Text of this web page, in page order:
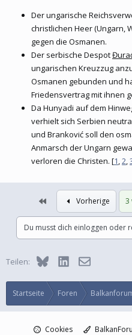
Der ungarische
christlichen Heer (Ungarn,
gegen die Osmanen.
Der serbische Despot
ungarischen Kreuzzug
Osmanen gebunden und
Friedensvertrag mit ihnen
Da Hunyadi auf dem
verhielt sich Serbien
und Branković soll den
Anmarsch der Ungarn
verloren die Christen. [1,2,
Vorherige 3
Du musst dich einloggen oder
Teilen: BlueskyLinkedInE-Mail
Startseite Foren
Cookies